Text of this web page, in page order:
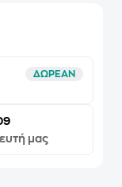
ΔΩΡΕΑΝ
μας